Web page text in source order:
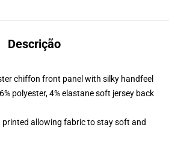
Descrição
chiffon front panel with silky handfeel
polyester, 4% elastane soft jersey back
printed allowing fabric to stay soft and